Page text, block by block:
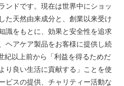
ンドです。現在は世界中にショッ
た天然由来成分と、創業以来受け
識をもとに、効果と安全性を追求
ヘアケア製品をお客様に提供し続
紀以上前から「利益を得るためだ
り良い⽣活に貢献する」ことを使
ビスの提供、チャリティー活動な